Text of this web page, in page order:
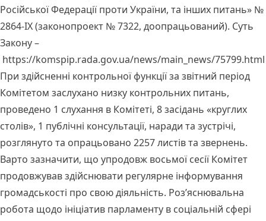
Російської Федерації проти України, та інших питань» №
2864-IX (законопроект № 7322, доопрацьований). Суть
Закону –
https://komspip.rada.gov.ua/news/main_news/75799.html
При здійсненні контрольної функції за звітний період
Комітетом заслухано низку контрольних питань,
проведено 1 слухання в Комітеті, 8 засідань «круглих
столів», 1 публічні консультації, наради та зустрічі,
розглянуто та опрацьовано 2257 листів та звернень.
Варто зазначити, що упродовж восьмої сесії Комітет
продовжував здійснювати регулярне інформування
громадськості про свою діяльність. Роз’яснювальна
робота щодо ініціатив парламенту в соціальній сфері